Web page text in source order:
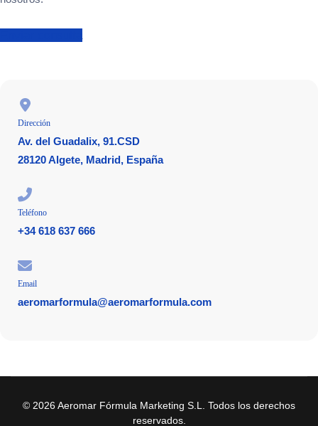
Dirección
Av. del Guadalix, 91.CSD
28120 Algete, Madrid, España
Teléfono
+34 618 637 666
Email
aeromarformula@aeromarformula.com
© 2026 Aeromar Fórmula Marketing S.L. Todos los derechos
reservados.